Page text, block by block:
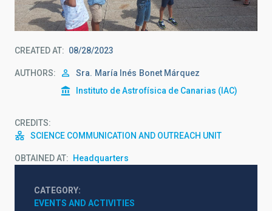
CREATED AT 08/28/2023
AUTHORS Sra. María Inés Bonet Márquez
Instituto de Astrofísica de Canarias (IAC)
CREDITS
SCIENCE COMMUNICATION AND OUTREACH UNIT
OBTAINED AT Headquarters
CATEGORY
EVENTS AND ACTIVITIES